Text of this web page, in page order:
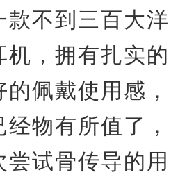
款不到三百大洋
机，拥有扎实的
佩戴使用感，
物有所值了，
尝试骨传导的用